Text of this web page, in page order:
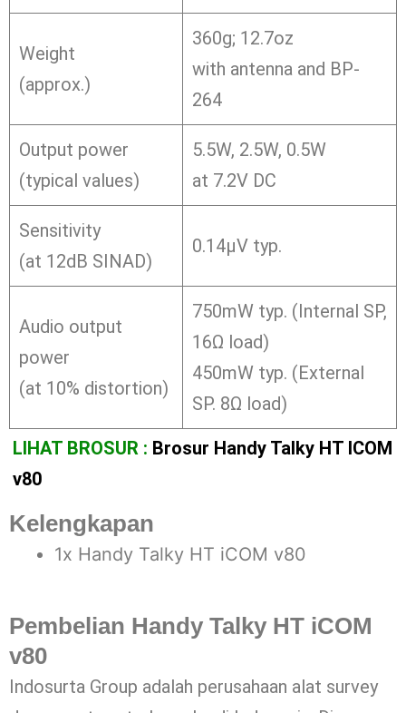
Weight
(approx.)
360g; 12.7oz
with antenna and BP-
264
Output power
(typical values)
5.5W, 2.5W, 0.5W
at 7.2V DC
Sensitivity
(at 12dB SINAD)
0.14μV typ.
Audio output
power
(at 10% distortion)
750mW typ. (Internal SP,
16Ω load)
450mW typ. (External
SP. 8Ω load)
LIHAT BROSUR : Brosur Handy Talky HT ICOM
v80
Kelengkapan
1x Handy Talky HT iCOM v80
Pembelian Handy Talky HT iCOM
v80
Indosurta Group adalah perusahaan alat survey